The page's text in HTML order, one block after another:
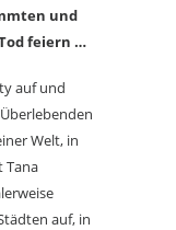
und
feiern …
auf und
Welt, in
Tana
auf, in